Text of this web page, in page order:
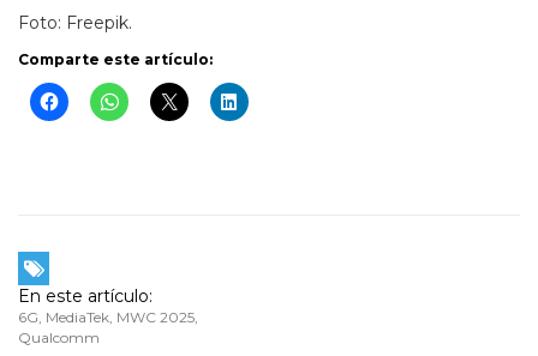
Foto: Freepik.
Comparte este artículo:
En este artículo:
6G, MediaTek, MWC 2025,
Qualcomm